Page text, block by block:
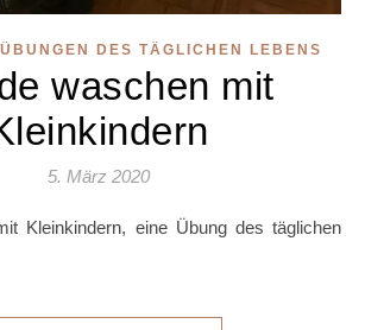
DES TÄGLICHEN LEBENS
waschen mit
5. März 2020